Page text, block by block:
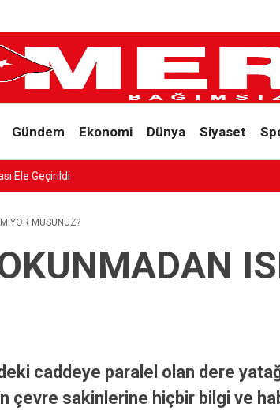
Gündem Ekonomi Dünya Siyaset
Ele Geçirildi
MUSUNUZ?
caddeye paralel olan dere
çevre sakinlerine hiçbir bilgi ve